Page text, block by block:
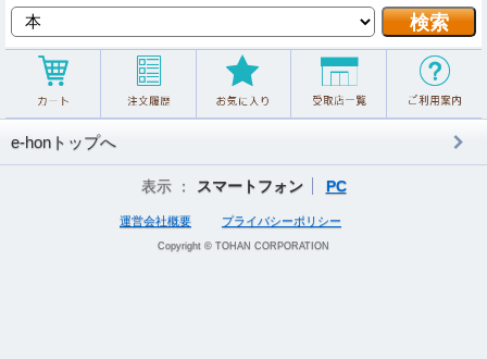
e-honトップへ
表示 ： スマートフォン PC
運営会社概要 プライバシーポリシー
Copyright © TOHAN CORPORATION